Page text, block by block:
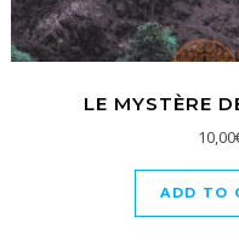
LE MYSTÈRE
10,00
ADD TO